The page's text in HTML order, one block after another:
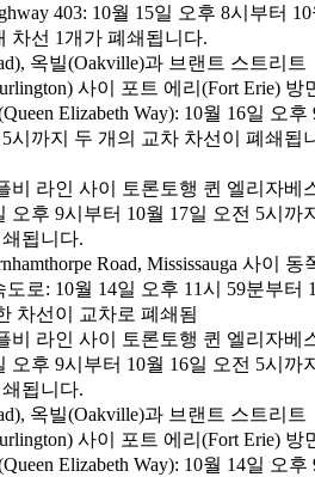
403: 10월 15일 오후 8시부터
차선 1개가 폐쇄됩니다.
옥빌(Oakville)과 브랜트 스트리트
사이 포트 에리(Fort Erie) 방
Elizabeth Way): 10월 16일 오후
시까지 두 개의 교차 차선이 폐쇄됩
비 라인 사이 토론토행 퀸 엘리자베
오후 9시부터 10월 17일 오전 5시까
됩니다.
Road, Mississauga 사이 동
로: 10월 14일 오후 11시 59분부터
차선이 교차로 폐쇄됨
비 라인 사이 토론토행 퀸 엘리자베
오후 9시부터 10월 16일 오전 5시까
됩니다.
옥빌(Oakville)과 브랜트 스트리트
사이 포트 에리(Fort Erie) 방
Elizabeth Way): 10월 14일 오후